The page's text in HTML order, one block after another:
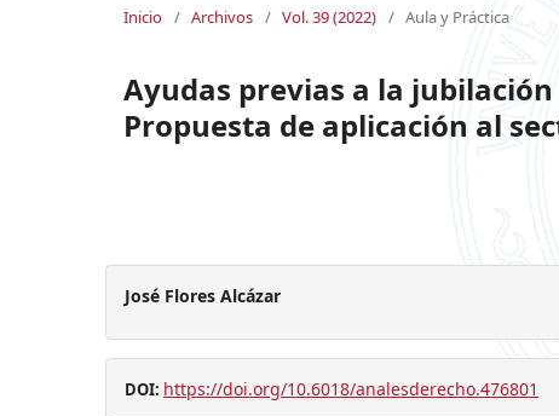
Inicio / Archivos / Vol. 39 (2022) / Aula y Práctica
Ayudas previas a la
Propuesta de aplicación al
José Flores Alcázar
DOI: https://doi.org/10.6018/analesderecho.476801